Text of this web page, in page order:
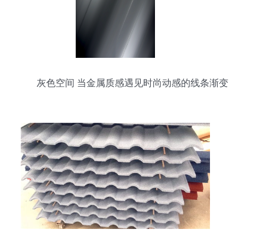
灰色空间 当金属质感遇见时尚动感的线条渐变